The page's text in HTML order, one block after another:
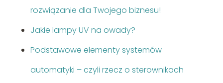
rozwiązanie dla Twojego biznesu!
Jakie lampy UV na owady?
Podstawowe elementy systemów
automatyki – czyli rzecz o sterownikach